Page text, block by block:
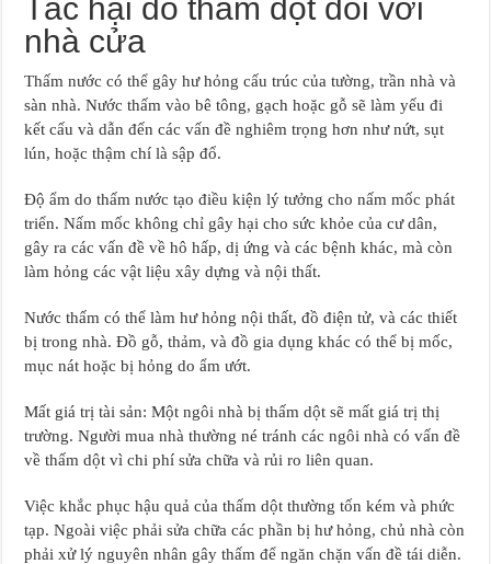
Tác hại do thấm dột đối với
nhà cửa
Thấm nước có thể gây hư hỏng cấu trúc của tường, trần nhà và
sàn nhà. Nước thấm vào bê tông, gạch hoặc gỗ sẽ làm yếu đi
kết cấu và dẫn đến các vấn đề nghiêm trọng hơn như nứt, sụt
lún, hoặc thậm chí là sập đổ.
Độ ẩm do thấm nước tạo điều kiện lý tưởng cho nấm mốc phát
triển. Nấm mốc không chỉ gây hại cho sức khỏe của cư dân,
gây ra các vấn đề về hô hấp, dị ứng và các bệnh khác, mà còn
làm hỏng các vật liệu xây dựng và nội thất.
Nước thấm có thể làm hư hỏng nội thất, đồ điện tử, và các thiết
bị trong nhà. Đồ gỗ, thảm, và đồ gia dụng khác có thể bị mốc,
mục nát hoặc bị hỏng do ẩm ướt.
Mất giá trị tài sản: Một ngôi nhà bị thấm dột sẽ mất giá trị thị
trường. Người mua nhà thường né tránh các ngôi nhà có vấn đề
về thấm dột vì chi phí sửa chữa và rủi ro liên quan.
Việc khắc phục hậu quả của thấm dột thường tốn kém và phức
tạp. Ngoài việc phải sửa chữa các phần bị hư hỏng, chủ nhà còn
phải xử lý nguyên nhân gây thấm để ngăn chặn vấn đề tái diễn.